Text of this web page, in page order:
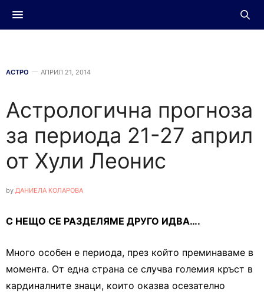
АСТРО АПРИЛ 21, 2014
Астрологична прогноза
за периода 21-27 април
от Хули Леонис
by ДАНИЕЛА КОЛАРОВА
С НЕЩО СЕ РАЗДЕЛЯМЕ ДРУГО ИДВА….
Много особен е периода, през който преминаваме в
момента. От една страна се случва големия кръст в
кардиналните знаци, които оказва осезателно